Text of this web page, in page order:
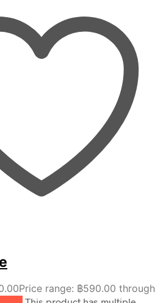
Price range: ฿590.00 through